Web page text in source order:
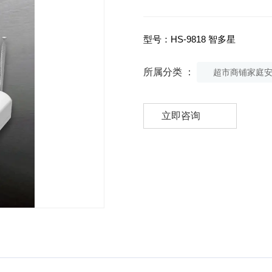
型号：HS-9818 智多星
所属分类 ： 超市商铺家庭
立即咨询